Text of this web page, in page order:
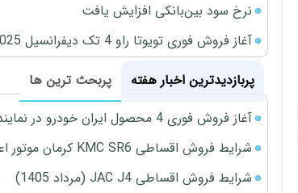
نرخ سود بین‌بانکی افزایش یافت
آغاز فروش فوری تویوتا راو 4 تک دیفرانسیل 2025
پربازدیدترین اخبار هفته
پربحث ترین ها
آغاز فروش فوری 4 محصول ایران خودرو در نمایندگی‌ها
شرایط فروش اقساطی KMC SR6 کرمان موتور اعلام شد
شرایط فروش اقساطی JAC J4 (مرداد 1405)